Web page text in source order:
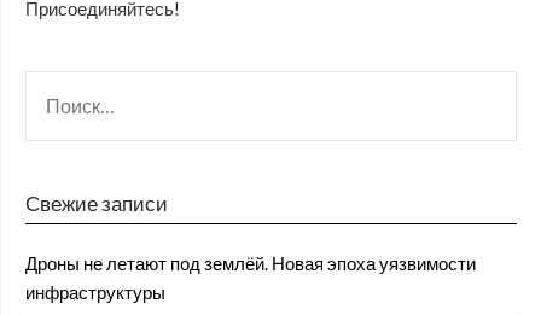
Присоединяйтесь!
Свежие записи
Дроны не летают под землёй. Новая эпоха уязвимости
инфраструктуры